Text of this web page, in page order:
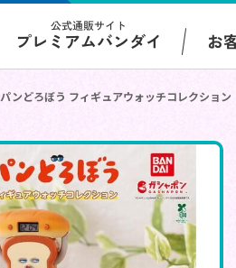
公式通販サイト
プレミアムバンダイ お
パンどろぼう フィギュアウォッチコレクション